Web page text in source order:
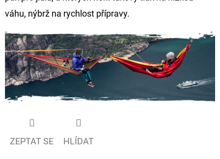
váhu, nýbrž na rychlost přípravy.
ZEPTAT SE HLÍDAT